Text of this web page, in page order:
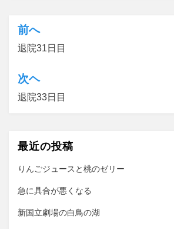
投
稿
ナ
ビ
シ
ョ
ン
前へ
退院31日目
次ヘ
退院33日目
最近の投稿
りんごジュースと桃のゼリー
急に具合が悪くなる
新国立劇場の白鳥の湖